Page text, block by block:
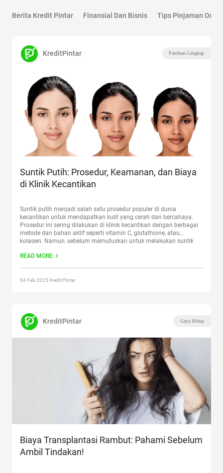
Berita Kredit Pintar Finansial Dan Bisnis Tips Pinjaman
KreditPintar Panduan Lengkap
Suntik Putih: Prosedur, Keamanan, dan Biaya
di Klinik Kecantikan
Suntik putih menjadi salah satu prosedur populer di dunia
kecantikan untuk mendapatkan kulit yang cerah dan bercahaya.
Prosedur ini sering dilakukan di klinik kecantikan dengan berbagai
metode dan bahan aktif seperti vitamin C, glutathione, atau
kolagen. Namun, sebelum memutuskan untuk melakukan suntik
dari perawatan ini. Apa Itu
READ MORE
04 Feb 2025 Kredit Pintar.
KreditPintar Gaya Hidup
Biaya Transplantasi Rambut: Pahami Sebelum
Ambil Tindakan!